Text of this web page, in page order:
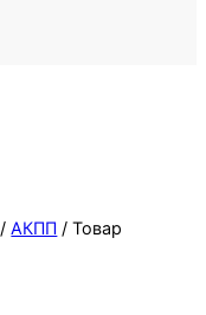
/АКПП / Товар